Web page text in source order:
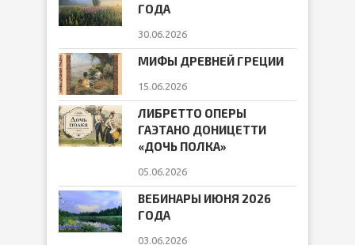
ГОДА
30.06.2026
МИФЫ ДРЕВНЕЙ ГРЕЦИИ
15.06.2026
ЛИБРЕТТО ОПЕРЫ
ГАЭТАНО ДОНИЦЕТТИ
«ДОЧЬ ПОЛКА»
05.06.2026
ВЕБИНАРЫ ИЮНЯ 2026
ГОДА
03.06.2026